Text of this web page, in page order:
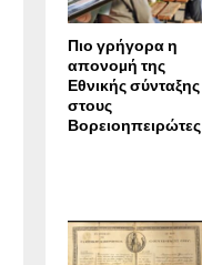
Πιο γρήγορα η
απονοµή της
Εθνικής σύνταξης
στους
Βορειοηπειρώτες